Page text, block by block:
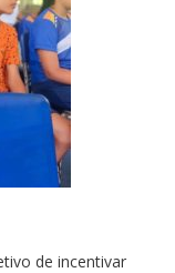
de incentivar